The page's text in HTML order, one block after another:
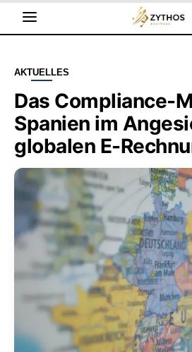
AKTUELLES
Das Compliance-
Spanien im
globalen E-